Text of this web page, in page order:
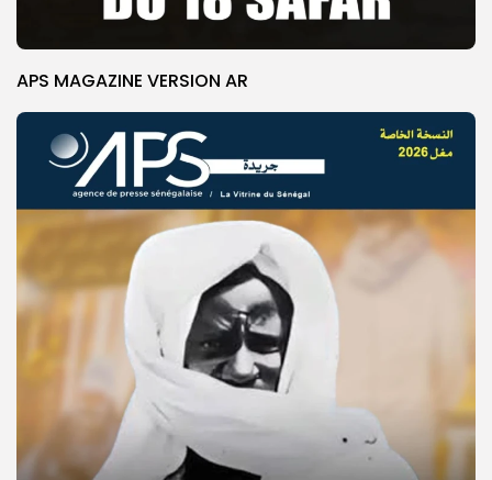
© Copyright 2025, APS
APS MAGAZINE VERSION AR